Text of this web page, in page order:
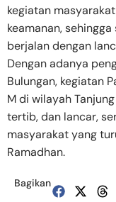
kegiatan
keamanan,
berjalan dengan
Dengan adanya
Bulungan, kegiatan
M di wilayah
tertib, dan lancar,
masyarakat yang
Ramadhan.
Bagikan